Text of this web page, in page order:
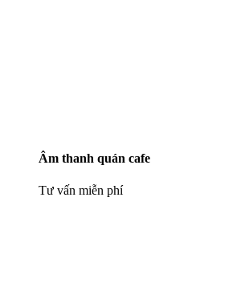
Âm thanh quán cafe
Tư vấn miễn phí